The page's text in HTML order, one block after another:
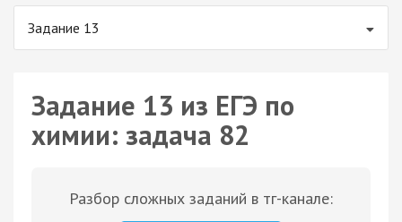
Задание 13
Задание 13 из ЕГЭ по
химии: задача 82
Разбор сложных заданий в тг-канале: